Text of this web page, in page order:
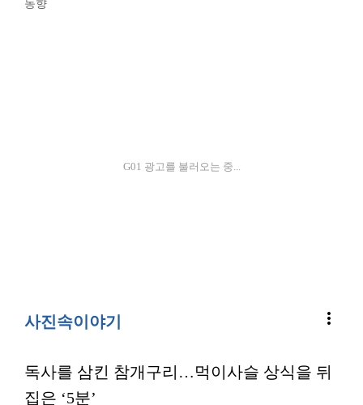
동향
G01 광고를 불러오는 중...
사진속이야기 more_vert
독사를 삼킨 참개구리…먹이사슬 상식을 뒤
집은 ‘5분’